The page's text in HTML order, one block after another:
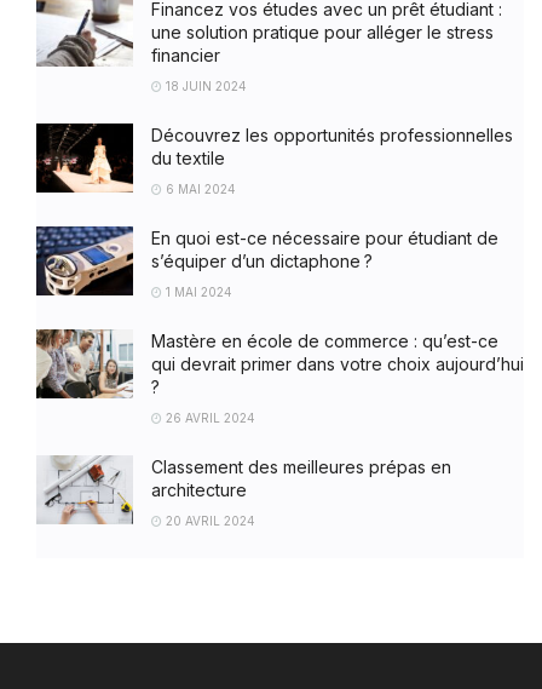
Financez vos études avec un prêt étudiant :
une solution pratique pour alléger le stress
financier
18 JUIN 2024
Découvrez les opportunités professionnelles
du textile
6 MAI 2024
En quoi est-ce nécessaire pour étudiant de
s’équiper d’un dictaphone ?
1 MAI 2024
Mastère en école de commerce : qu’est-ce
qui devrait primer dans votre choix aujourd’hui
?
26 AVRIL 2024
Classement des meilleures prépas en
architecture
20 AVRIL 2024